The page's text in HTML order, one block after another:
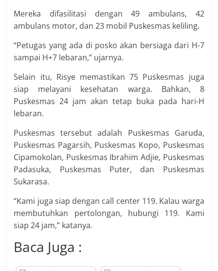
Mereka difasilitasi dengan 49 ambulans, 42
ambulans motor, dan 23 mobil Puskesmas keliling.
“Petugas yang ada di posko akan bersiaga dari H-7
sampai H+7 lebaran,” ujarnya.
Selain itu, Risye memastikan 75 Puskesmas juga
siap melayani kesehatan warga. Bahkan, 8
Puskesmas 24 jam akan tetap buka pada hari-H
lebaran.
Puskesmas tersebut adalah Puskesmas Garuda,
Puskesmas Pagarsih, Puskesmas Kopo, Puskesmas
Cipamokolan, Puskesmas Ibrahim Adjie, Puskesmas
Padasuka, Puskesmas Puter, dan Puskesmas
Sukarasa.
“Kami juga siap dengan call center 119. Kalau warga
membutuhkan pertolongan, hubungi 119. Kami
siap 24 jam,” katanya.
Baca Juga :